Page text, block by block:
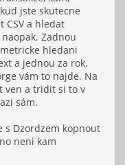
jste skutecne
CSV a hledat
Zadnou
hledani
a jednou za rok,
vám to najde. Na
ven a tridit si to v
sám.
s Dzordzem kopnout
neni kam